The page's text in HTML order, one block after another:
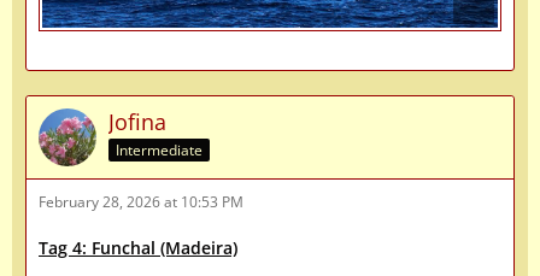
Jofina
Intermediate
February 28, 2026 at 10:53 PM
Tag 4: Funchal (Madeira)